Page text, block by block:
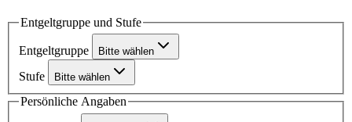
Entgeltgruppe und Stufe
Entgeltgruppe Bitte wählen
Stufe Bitte wählen
Persönliche Angaben